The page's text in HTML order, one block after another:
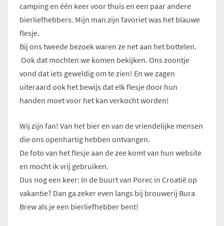
camping en één keer voor thuis en een paar andere
bierliefhebbers. Mijn man zijn favoriet was het blauwe
flesje.
Bij ons tweede bezoek waren ze net aan het bottelen.
Ook dat mochten we komen bekijken. Ons zoontje
vond dat iets geweldig om te zien! En we zagen
uiteraard ook het bewijs dat elk flesje door hun
handen moet voor het kan verkocht worden!
Wij zijn fan! Van het bier en van de vriendelijke mensen
die ons openhartig hebben ontvangen.
De foto van het flesje aan de zee komt van hun website
en mocht ik vrij gebruiken.
Dus nog een keer: In de buurt van Porec in Croatië op
vakantie? Dan ga zeker even langs bij brouwerij Bura
Brew als je een bierliefhebber bent!